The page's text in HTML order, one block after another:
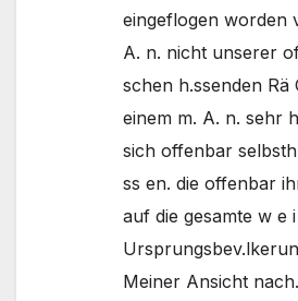
eingeflogen worden
A. n. nicht unserer
schen h.ssenden Rä
einem m. A. n. sehr
sich offenbar
ss en. die offenbar
auf die gesamte w e
Meiner Ansicht nach.